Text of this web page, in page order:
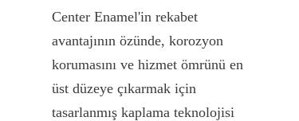
Center Enamel'in rekabet
avantajının özünde, korozyon
korumasını ve hizmet ömrünü en
üst düzeye çıkarmak için
tasarlanmış kaplama teknolojisi